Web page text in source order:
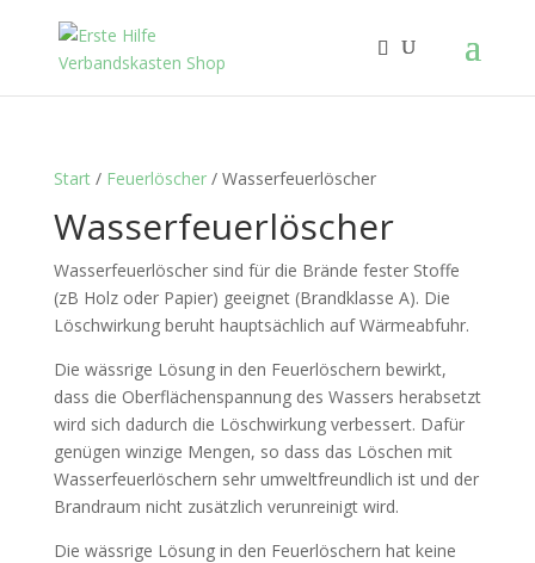
Start/ Feuerlöscher/ Wasserfeuerlöscher
Wasserfeuerlöscher
Wasserfeuerlöscher sind für die Brände fester Stoffe
(zB Holz oder Papier) geeignet (Brandklasse A). Die
Löschwirkung beruht hauptsächlich auf Wärmeabfuhr.
Die wässrige Lösung in den Feuerlöschern bewirkt,
dass die Oberflächenspannung des Wassers herabsetzt
wird sich dadurch die Löschwirkung verbessert. Dafür
genügen winzige Mengen, so dass das Löschen mit
Wasserfeuerlöschern sehr umweltfreundlich ist und der
Brandraum nicht zusätzlich verunreinigt wird.
Die wässrige Lösung in den Feuerlöschern hat keine